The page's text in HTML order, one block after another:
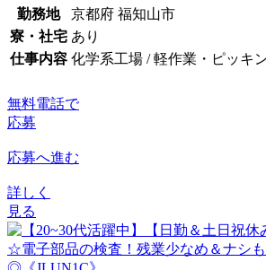
勤務地
京都府 福知山市
寮・社宅 あり
仕事内容 化学系工場 / 軽作業・ピッキ
無料電話で
応募
応募へ進む
詳しく
見る